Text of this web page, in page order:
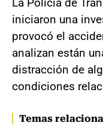
iniciaron una
provocó el
analizan están
distracción de
condiciones
Temas